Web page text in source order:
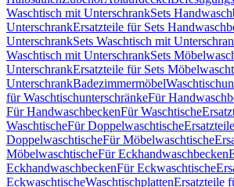
Waschtisch mit UnterschrankSets
UnterschrankErsatzteile für Sets
UnterschrankSets Waschtisch mit
Waschtisch mit UnterschrankSets
UnterschrankErsatzteile für Sets
UnterschrankBadezimmermöbel
für WaschtischunterschränkeFür
Für HandwaschbeckenFür Waschtische
WaschtischeFür Doppelwaschtische
DoppelwaschtischeFür Möbelwaschtische
MöbelwaschtischeFür Eckhandwaschbecken
EckhandwaschbeckenFür Eckwaschtische
EckwaschtischeWaschtischplattenErsatzteile